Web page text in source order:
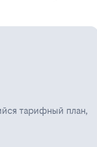
тарифный план,